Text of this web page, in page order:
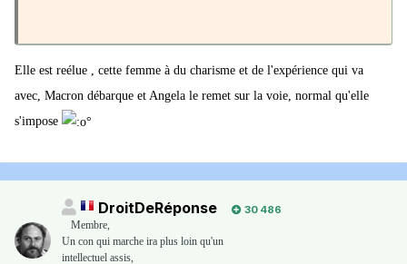
conseil des ministres franco-allemands le 19 juin, avant le sommet
de l'UE dix jours plus tard.
"Je vais y jeter toutes mes forces, car sinon l'Europe est
Paris et Berlin restent "déterminés" à trouver rapidement un
compromis sur la réforme de la zone euro, a déclaré dimanche à
Elle est reélue , cette femme à du charisme et de l'expérience qui va
avec, Macron débarque et Angela le remet sur la voie, normal qu'elle
s'impose
DroitDeRéponse
30 486
Membre,
Un con qui marche ira plus loin qu'un
intellectuel assis,